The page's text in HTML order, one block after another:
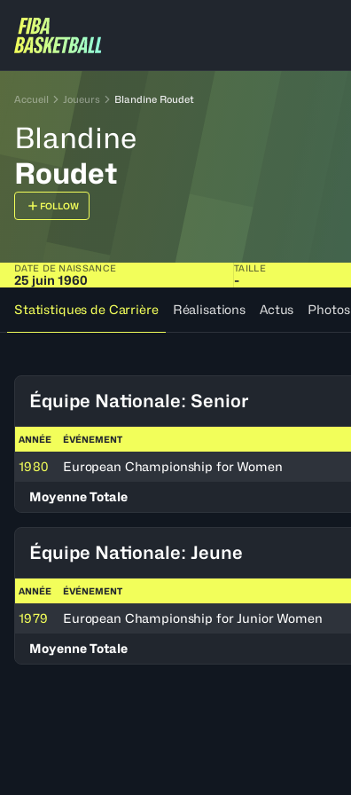
Accueil Joueurs Blandine Roudet
Blandine
Roudet
FOLLOW
DATE DE NAISSANCE
25 juin 1960
TAILLE
-
Statistiques de Carrière
Réalisations Actus Photos
Équipe Nationale: Senior
ANNÉE ÉVÉNEMENT
1980 European Championship for Women
Moyenne Totale
Équipe Nationale: Jeune
ANNÉE ÉVÉNEMENT
1979 European Championship for Junior Women
Moyenne Totale